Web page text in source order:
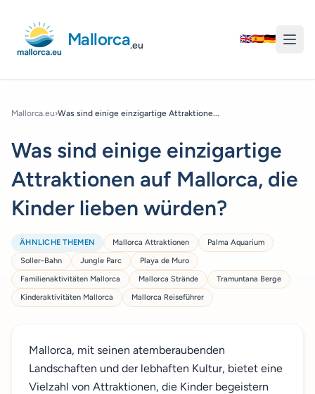
Mallorca.eu
🇬🇧🇪🇸🇩🇪
Mallorca.eu›Was sind einige einzigartige Attraktione...
Was sind einige einzigartige
Attraktionen auf Mallorca, die
Kinder lieben würden?
ÄHNLICHE THEMEN Mallorca Attraktionen
Palma Aquarium
Soller-Bahn
Jungle Parc
Playa de Muro
Familienaktivitäten Mallorca
Mallorca Strände
Tramuntana Berge
Kinderaktivitäten Mallorca
Mallorca Reiseführer
Mallorca, mit seinen atemberaubenden
Landschaften und der lebhaften Kultur, bietet eine
Vielzahl von Attraktionen, die Kinder begeistern